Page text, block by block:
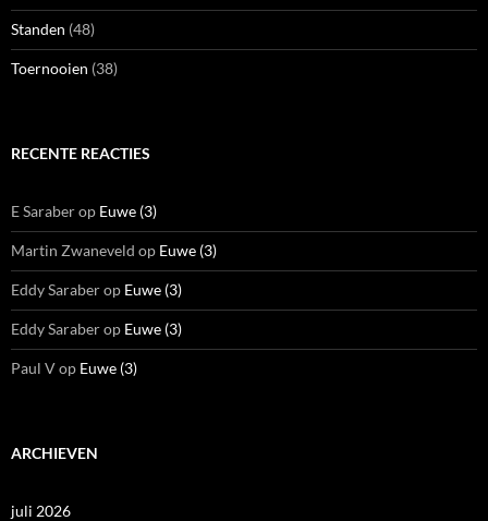
Standen (48)
Toernooien (38)
RECENTE REACTIES
E Saraberop Euwe (3)
Martin Zwaneveld op Euwe (3)
Eddy Saraberop Euwe (3)
Eddy Saraberop Euwe (3)
Paul Vop Euwe (3)
ARCHIEVEN
juli 2026